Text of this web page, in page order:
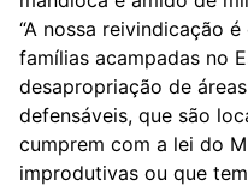
“A nossa reivindicação
famílias acampadas no
desapropriação de
defensáveis, que são
cumprem com a lei do
improdutivas ou que